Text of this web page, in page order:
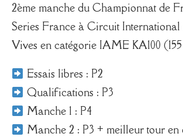
2ème manche du Championnat de
Series France à Circuit International
Vives en catégorie IAME KA100
Essais libres : P2
Qualifications : P3
Manche 1 : P4
Manche 2 : P3 + meilleur tour en